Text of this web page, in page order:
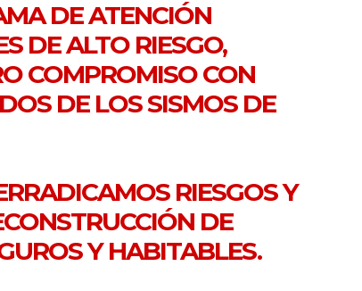
DE ATENCIÓN
DE ALTO RIESGO,
COMPROMISO CON
DE LOS SISMOS DE
RIESGOS Y
DE
Y HABITABLES.